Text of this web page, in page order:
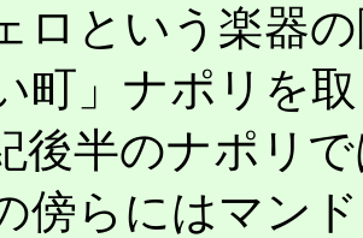
という楽器
町」ナポリを
後半のナポリ
傍らにはマン